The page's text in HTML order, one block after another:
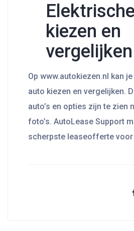
kiezen en
vergelijken
Op www.autokiezen.nl kan
auto kiezen en vergelijken.
auto’s en opties zijn te zien
foto’s. AutoLease Support
scherpste leaseofferte voor